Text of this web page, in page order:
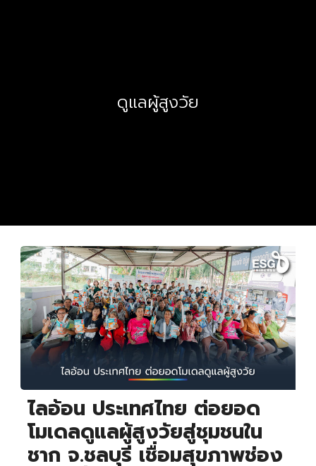
ดูแลผู้สูงวัย
ไลอ้อน ประเทศไทย ต่อยอด
โมเดลดูแลผู้สูงวัยสู่ชุมชนใน
ชาก จ.ชลบุรี เชื่อมสุขภาพช่อง